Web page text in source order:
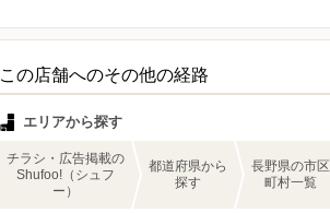
この店舗へのその他の経路
エリアから探す
チラシ・広告掲載の
Shufoo!（シュフ
ー）
都道府県から
探す
長野県の市区
町村一覧